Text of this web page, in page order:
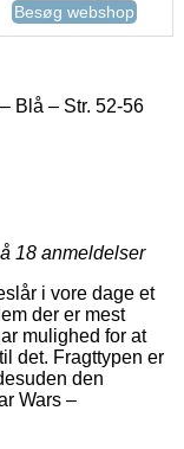
Besøg webshop
Blå – Str. 52-56
18 anmeldelser
i vore dage et
der er mest
mulighed for at
det. Fragttypen er
den
Wars –